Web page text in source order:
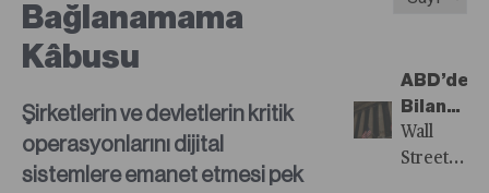
Bağlanamama
Kâbusu
Şirketlerin ve devletlerin kritik
operasyonlarını dijital
sistemlere emanet etmesi pek
ABD’de
Bilanço
Dönemi
Dörtten
Wall
Street’te